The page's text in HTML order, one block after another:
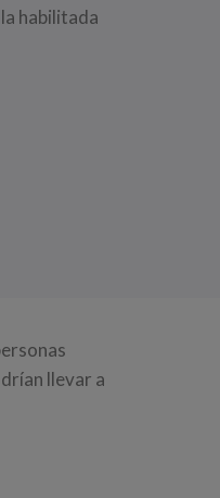
habilitada
llevar a